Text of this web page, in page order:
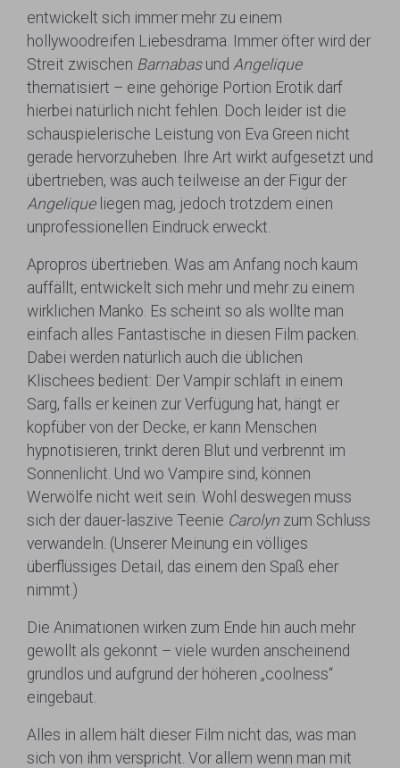
entwickelt sich immer mehr zu einem
hollywoodreifen Liebesdrama. Immer öfter wird der
Streit zwischen Barnabasund Angelique
thematisiert – eine gehörige Portion Erotik darf
hierbei natürlich nicht fehlen. Doch leider ist die
schauspielerische Leistung von Eva Green nicht
gerade hervorzuheben. Ihre Art wirkt aufgesetzt und
übertrieben, was auch teilweise an der Figur der
Angeliqueliegen mag, jedoch trotzdem einen
unprofessionellen Eindruck erweckt.
Apropros übertrieben. Was am Anfang noch kaum
auffällt, entwickelt sich mehr und mehr zu einem
wirklichen Manko. Es scheint so als wollte man
einfach alles Fantastische in diesen Film packen.
Dabei werden natürlich auch die üblichen
Klischees bedient: Der Vampir schläft in einem
Sarg, falls er keinen zur Verfügung hat, hängt er
kopfüber von der Decke, er kann Menschen
hypnotisieren, trinkt deren Blut und verbrennt im
Sonnenlicht. Und wo Vampire sind, können
Werwölfe nicht weit sein. Wohl deswegen muss
sich der dauer-laszive Teenie Carolyn zum Schluss
verwandeln. (Unserer Meinung ein völliges
überflüssiges Detail, das einem den Spaß eher
nimmt.)
Die Animationen wirken zum Ende hin auch mehr
gewollt als gekonnt – viele wurden anscheinend
grundlos und aufgrund der höheren „coolness“
eingebaut.
Alles in allem hält dieser Film nicht das, was man
sich von ihm verspricht. Vor allem wenn man mit